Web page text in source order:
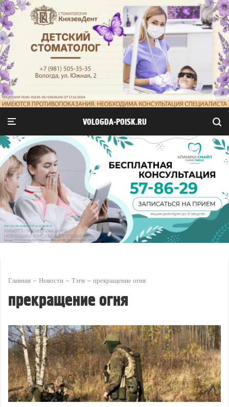
VOLOGDA-POISK.RU
Главная Новости Тэги прекращение огня
прекращение огня